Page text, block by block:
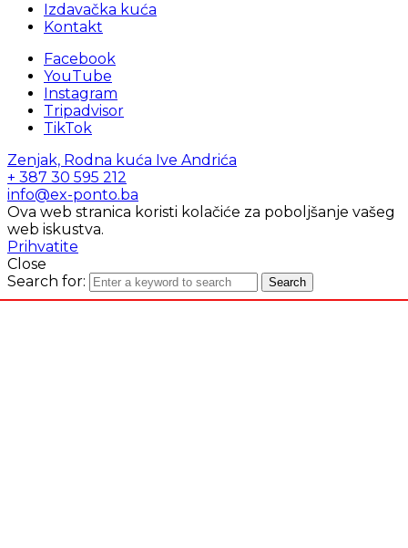
Izdavačka kuća
Kontakt
Facebook
YouTube
Instagram
Tripadvisor
TikTok
Zenjak, Rodna kuća Ive Andrića
+ 387 30 595 212
info@ex-ponto.ba
Ova web stranica koristi kolačiće za poboljšanje vašeg
web iskustva.
Prihvatite
Close
Search for:
Search